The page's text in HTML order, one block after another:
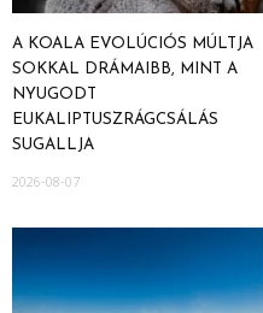
A KOALA EVOLÚCIÓS MÚLTJA
SOKKAL DRÁMAIBB, MINT A
NYUGODT
EUKALIPTUSZRÁGCSÁLÁS
SUGALLJA
2026-08-07